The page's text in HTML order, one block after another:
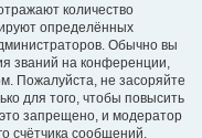
количество
определённых
Обычно вы
званий на конференции,
Пожалуйста, не засоряйте
для того, чтобы повысить
запрещено, и модератор
счётчика сообщений.